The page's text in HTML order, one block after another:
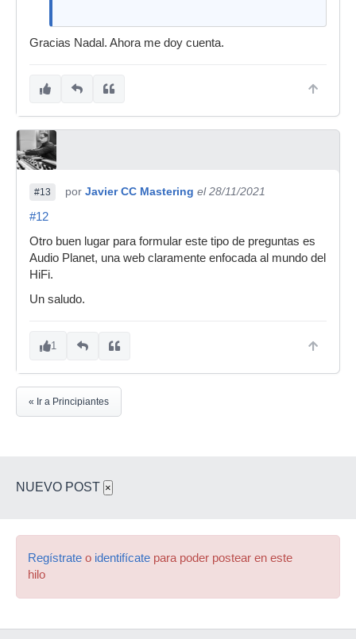
Gracias Nadal. Ahora me doy cuenta.
#13 por Javier CC Mastering el 28/11/2021
#12
Otro buen lugar para formular este tipo de preguntas es
Audio Planet, una web claramente enfocada al mundo del
HiFi.
Un saludo.
1
« Ir a Principiantes
NUEVO POST ×
Regístrate o identifícate para poder postear en este
hilo